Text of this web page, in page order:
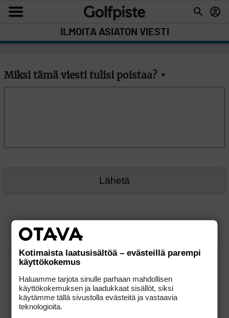
ILMOITA ASIATON VIESTI
Miksi tämä viesti tulisi poistaa? *
Kotimaista laatusisältöä – evästeillä parempi
käyttökokemus
Haluamme tarjota sinulle parhaan mahdollisen
käyttökokemuksen ja laadukkaat sisällöt, siksi
käytämme tällä sivustolla evästeitä ja vastaavia
teknologioita.